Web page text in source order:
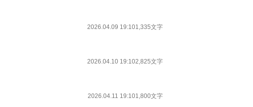
2026.04.09 19:101,335文字
2026.04.10 19:102,825文字
2026.04.11 19:101,800文字